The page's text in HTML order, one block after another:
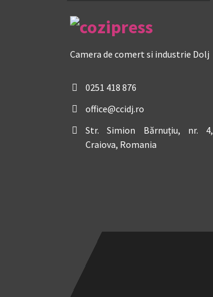
Camera de comert si industrie Dolj
0251 418 876
office@ccidj.ro
Str. Simion Bărnuțiu, nr. 4,
Craiova, Romania